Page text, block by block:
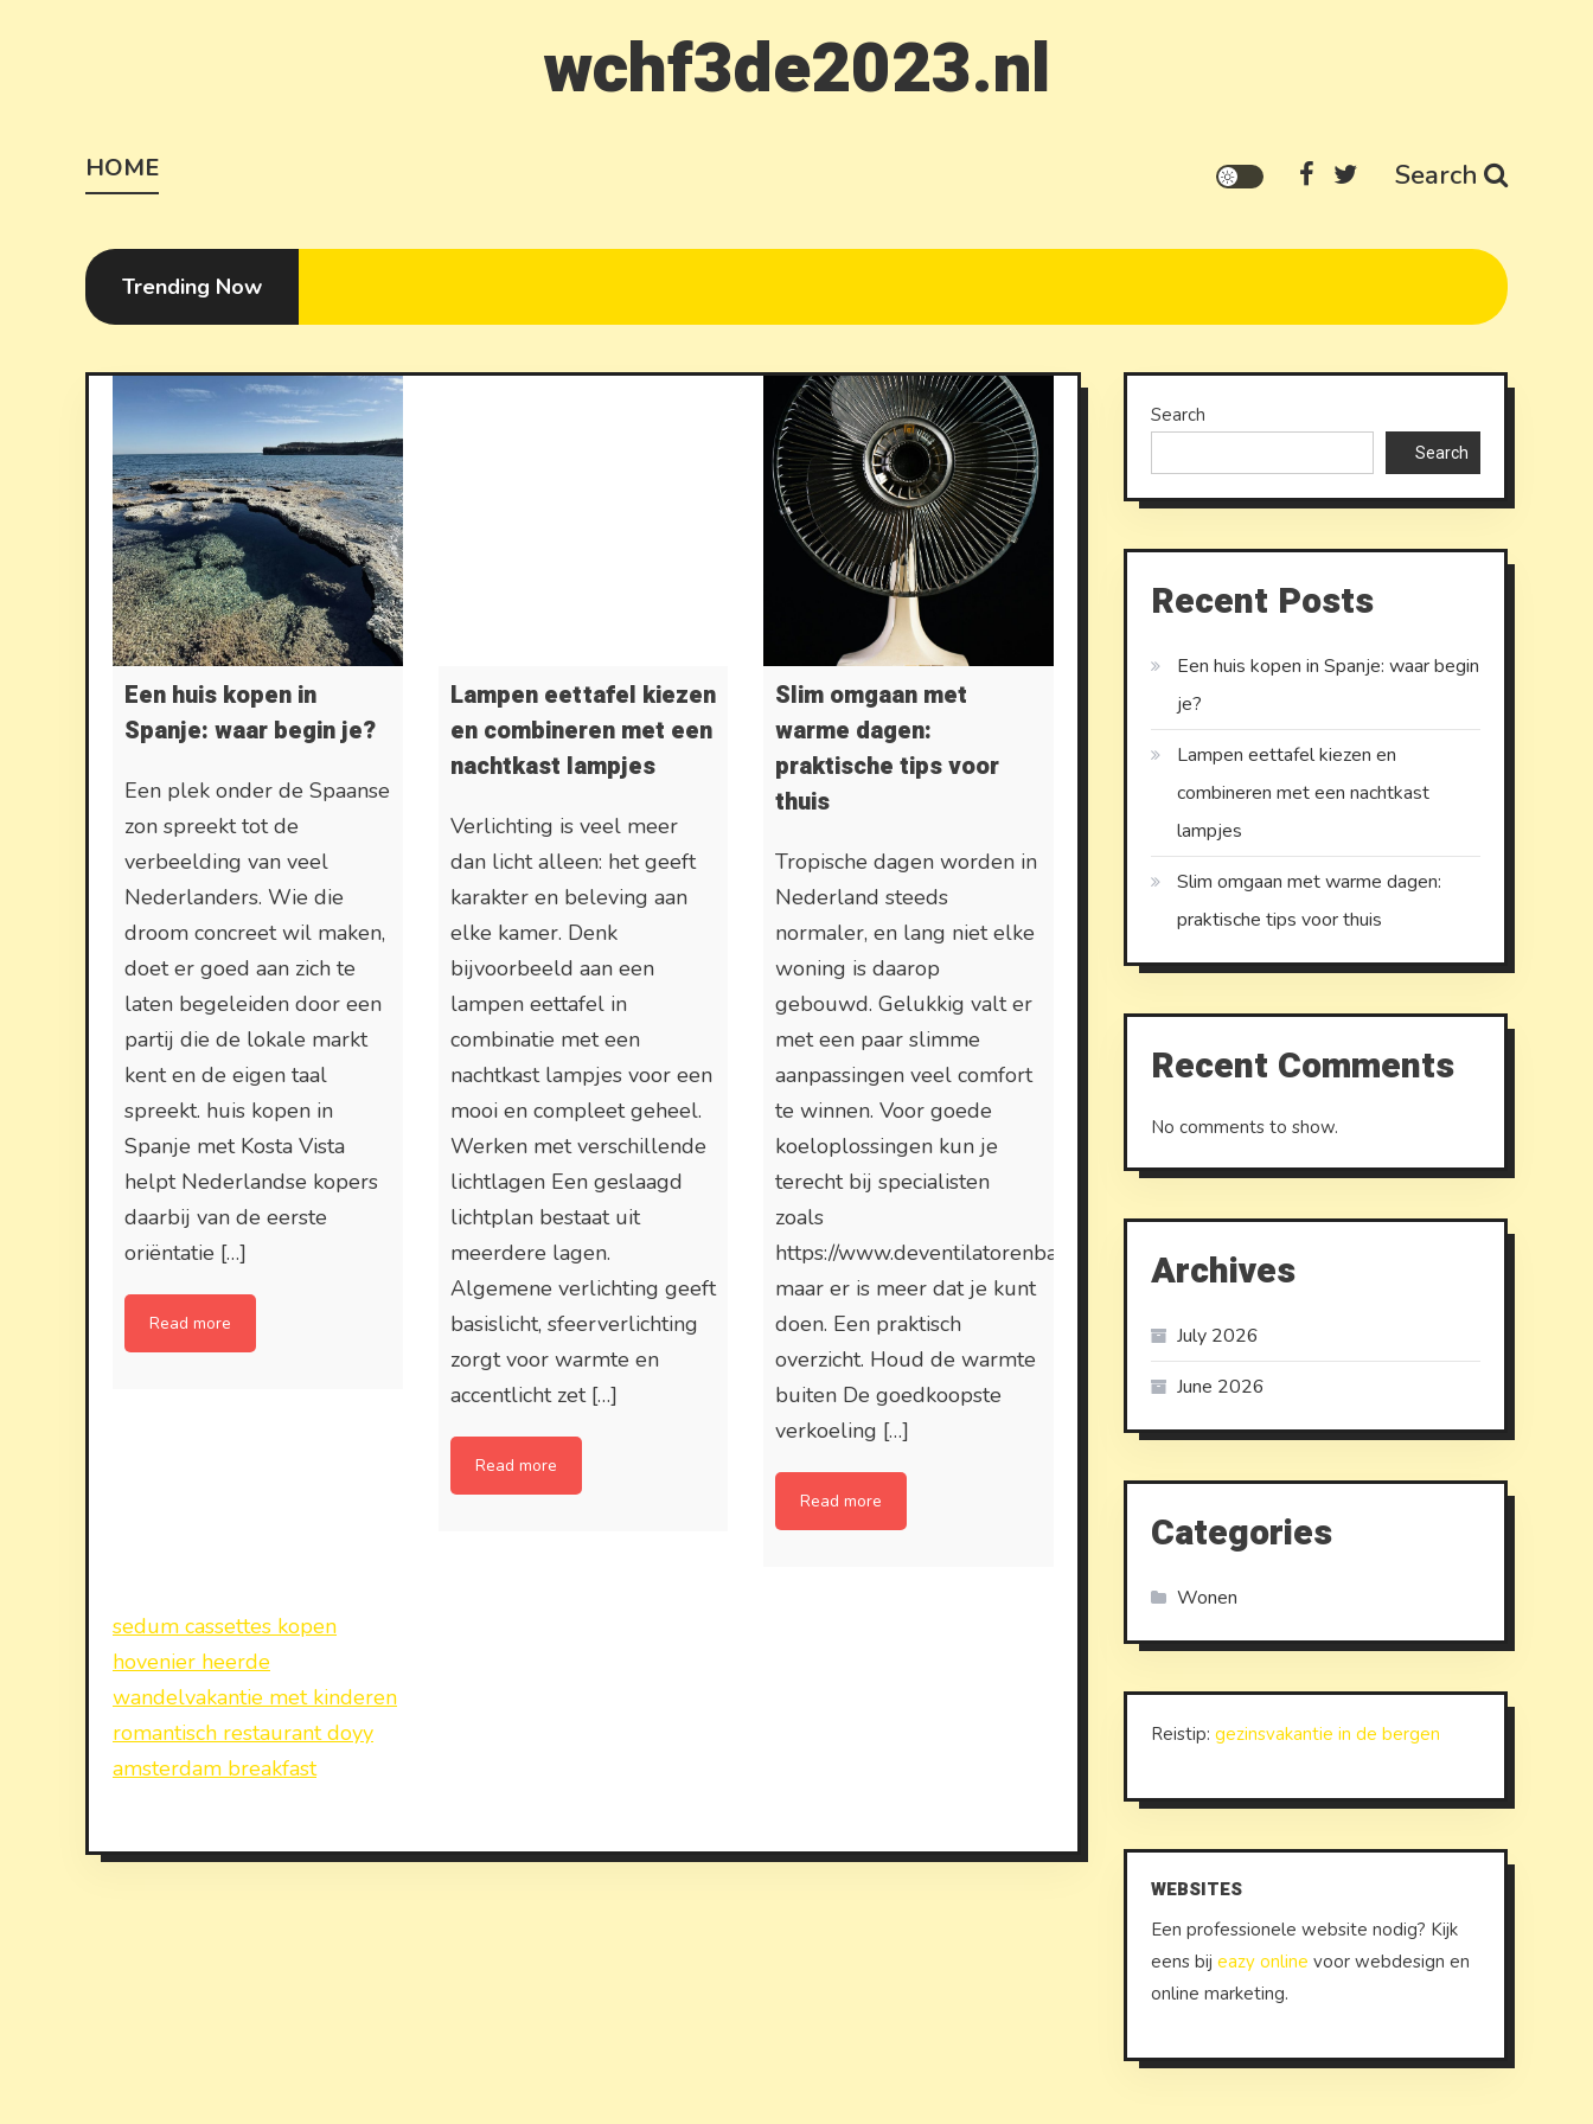
wchf3de2023.nl
HOME Search
Trending Now
Een huis kopen in
Spanje: waar begin je?
Een plek onder de Spaanse
zon spreekt tot de
verbeelding van veel
Nederlanders. Wie die
droom concreet wil maken,
doet er goed aan zich te
laten begeleiden door een
partij die de lokale markt
kent en de eigen taal
spreekt. huis kopen in
Spanje met Kosta Vista
helpt Nederlandse kopers
daarbij van de eerste
oriëntatie […]
Read more
Lampen eettafel kiezen
en combineren met een
nachtkast lampjes
Verlichting is veel meer
dan licht alleen: het geeft
karakter en beleving aan
elke kamer. Denk
bijvoorbeeld aan een
lampen eettafel in
combinatie met een
nachtkast lampjes voor een
mooi en compleet geheel.
Werken met verschillende
lichtlagen Een geslaagd
lichtplan bestaat uit
meerdere lagen.
Algemene verlichting geeft
basislicht, sfeerverlichting
zorgt voor warmte en
accentlicht zet […]
Read more
Slim omgaan met
warme dagen:
praktische tips voor
thuis
Tropische dagen worden in
Nederland steeds
normaler, en lang niet elke
woning is daarop
gebouwd. Gelukkig valt er
met een paar slimme
aanpassingen veel comfort
te winnen. Voor goede
koeloplossingen kun je
terecht bij specialisten
zoals
https://www.deventilatorenbaas.nl/,
maar er is meer dat je kunt
doen. Een praktisch
overzicht. Houd de warmte
buiten De goedkoopste
verkoeling […]
Read more
sedum cassettes kopen
hovenier heerde
wandelvakantie met kinderen
romantisch restaurant doyy
amsterdam breakfast
Search
Search
Recent Posts
Een huis kopen in Spanje: waar begin
je?
Lampen eettafel kiezen en
combineren met een nachtkast
lampjes
Slim omgaan met warme dagen:
praktische tips voor thuis
Recent Comments
No comments to show.
Archives
July 2026
June 2026
Categories
Wonen
Reistip: gezinsvakantie in de bergen
WEBSITES
Een professionele website nodig? Kijk
eens bij eazy online voor webdesign en
online marketing.